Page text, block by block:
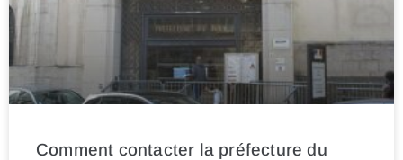
Comment contacter la préfecture du